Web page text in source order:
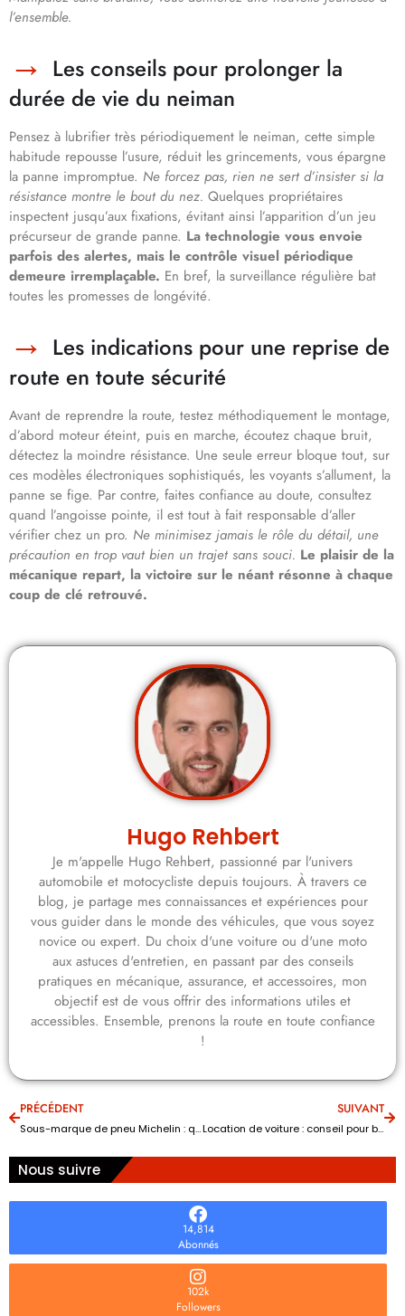
l’ensemble.
Les conseils pour prolonger la
durée de vie du neiman
Pensez à lubrifier très périodiquement le neiman, cette simple
habitude repousse l’usure, réduit les grincements, vous épargne
la panne impromptue. Ne forcez pas, rien ne sert d’insister si la
résistance montre le bout du nez. Quelques propriétaires
inspectent jusqu’aux fixations, évitant ainsi l’apparition d’un jeu
précurseur de grande panne. La technologie vous envoie
parfois des alertes, mais le contrôle visuel périodique
demeure irremplaçable. En bref, la surveillance régulière bat
toutes les promesses de longévité.
Les indications pour une reprise de
route en toute sécurité
Avant de reprendre la route, testez méthodiquement le montage,
d’abord moteur éteint, puis en marche, écoutez chaque bruit,
détectez la moindre résistance. Une seule erreur bloque tout, sur
ces modèles électroniques sophistiqués, les voyants s’allument, la
panne se fige. Par contre, faites confiance au doute, consultez
quand l’angoisse pointe, il est tout à fait responsable d’aller
vérifier chez un pro. Ne minimisez jamais le rôle du détail, une
précaution en trop vaut bien un trajet sans souci. Le plaisir de la
mécanique repart, la victoire sur le néant résonne à chaque
coup de clé retrouvé.
Hugo Rehbert
Je m'appelle Hugo Rehbert, passionné par l'univers
automobile et motocycliste depuis toujours. À travers ce
blog, je partage mes connaissances et expériences pour
vous guider dans le monde des véhicules, que vous soyez
novice ou expert. Du choix d'une voiture ou d'une moto
aux astuces d'entretien, en passant par des conseils
pratiques en mécanique, assurance, et accessoires, mon
objectif est de vous offrir des informations utiles et
accessibles. Ensemble, prenons la route en toute confiance
!
PRÉCÉDENT
Sous-marque de pneu Michelin : quelle est la liste à connaître ?
SUIVANT
Location de voiture : conseil pour bien préparer son séjour/week-end
Nous suivre
14,814
Abonnés
102k
Followers